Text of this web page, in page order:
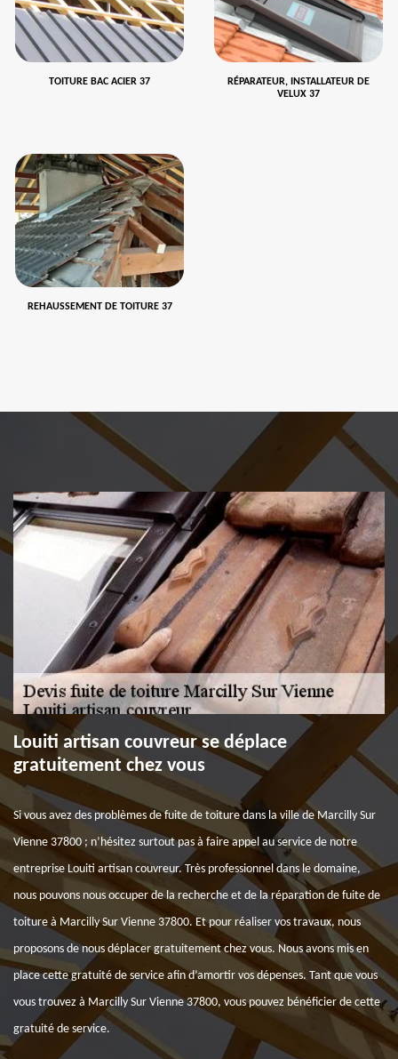
TOITURE BAC ACIER 37
RÉPARATEUR, INSTALLATEUR DE
VELUX 37
REHAUSSEMENT DE TOITURE 37
Louiti artisan couvreur se déplace
gratuitement chez vous
Si vous avez des problèmes de fuite de toiture dans la ville de Marcilly Sur
Vienne 37800 ; n’hésitez surtout pas à faire appel au service de notre
entreprise Louiti artisan couvreur. Très professionnel dans le domaine,
nous pouvons nous occuper de la recherche et de la réparation de fuite de
toiture à Marcilly Sur Vienne 37800. Et pour réaliser vos travaux, nous
proposons de nous déplacer gratuitement chez vous. Nous avons mis en
place cette gratuité de service afin d’amortir vos dépenses. Tant que vous
vous trouvez à Marcilly Sur Vienne 37800, vous pouvez bénéficier de cette
gratuité de service.